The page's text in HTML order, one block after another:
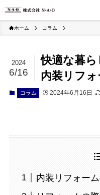
ホーム コラム
快適な暮
内装リフ
2024
6/16
コラム 2024年6月16日
内装リフォー